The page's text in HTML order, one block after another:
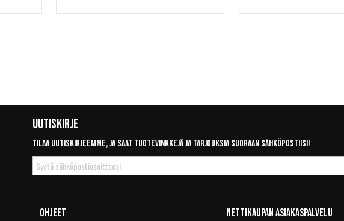
Uutiskirje
Tilaa uutiskirjeemme, ja saat tuotevinkkejä ja tarjouksia suoraan sähköpostiisi!
Tilaa
uutiskirje
Ohjeet Nettikaupan Asiakaspalvelu